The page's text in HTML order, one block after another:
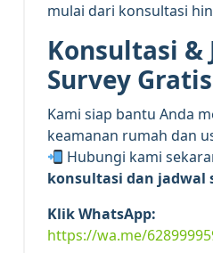
mulai dari konsultasi
Konsultasi &
Survey Gratis
Kami siap bantu Anda
keamanan rumah dan
Hubungi kami
konsultasi dan jadwal
Klik WhatsApp:
https://wa.me/